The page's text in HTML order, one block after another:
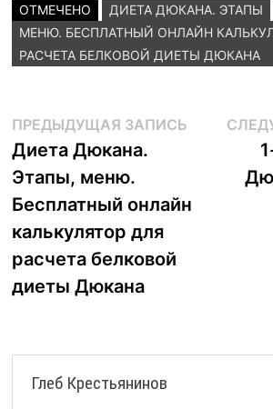
ОТМЕЧЕНО
ДИЕТА ДЮКАНА. ЭТАПЫ
МЕНЮ. БЕСПЛАТНЫЙ ОНЛАЙН
РАСЧЕТА БЕЛКОВОЙ ДИЕТЫ ДЮКАНА
Навигация
по
записям
ПРЕДЫДУЩАЯ ЗАПИСЬ
Диета Дюкана.
Этапы, меню.
Бесплатный онлайн
калькулятор для
расчета белковой
диеты Дюкана
Глеб Крестьянинов